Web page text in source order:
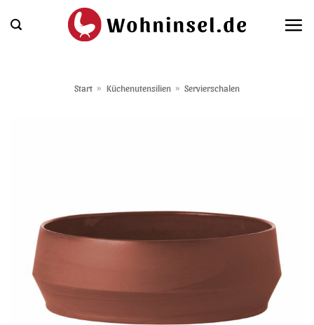
Inhalt
Start » Küchenutensilien » Servierschalen